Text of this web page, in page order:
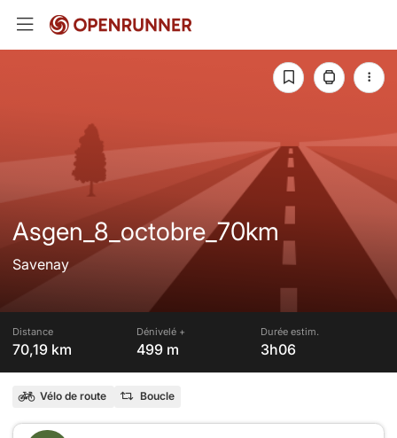
Asgen_8_octobre_70km
Savenay
Distance
70,19 km
Dénivelé +
499 m
Durée estim.
3h06
Vélo de route Boucle